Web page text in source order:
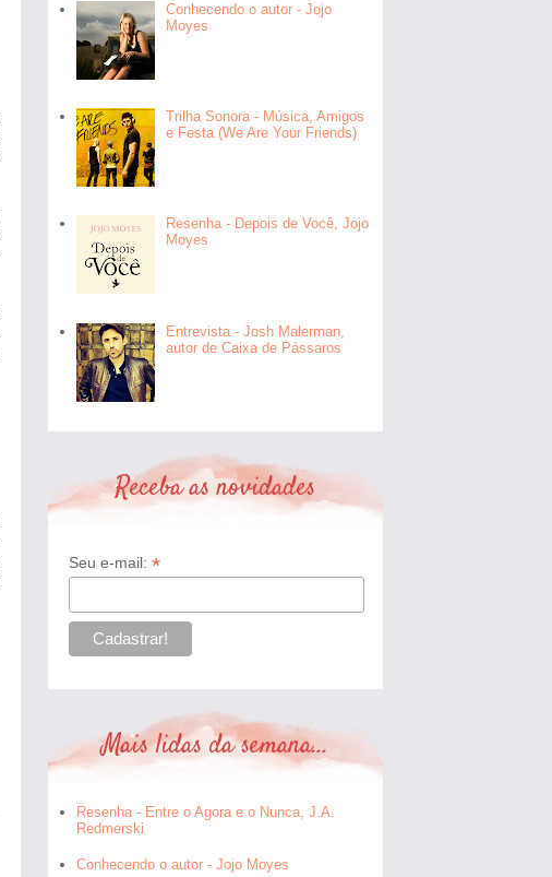
Conhecendo o autor - Jojo
Moyes
Trilha Sonora - Música, Amigos
e Festa (We Are Your Friends)
Resenha - Depois de Você, Jojo
Moyes
Entrevista - Josh Malerman,
autor de Caixa de Pássaros
Receba as novidades
Seu e-mail: *
Mais lidas da semana...
Resenha - Entre o Agora e o Nunca, J.A.
Redmerski
Conhecendo o autor - Jojo Moyes